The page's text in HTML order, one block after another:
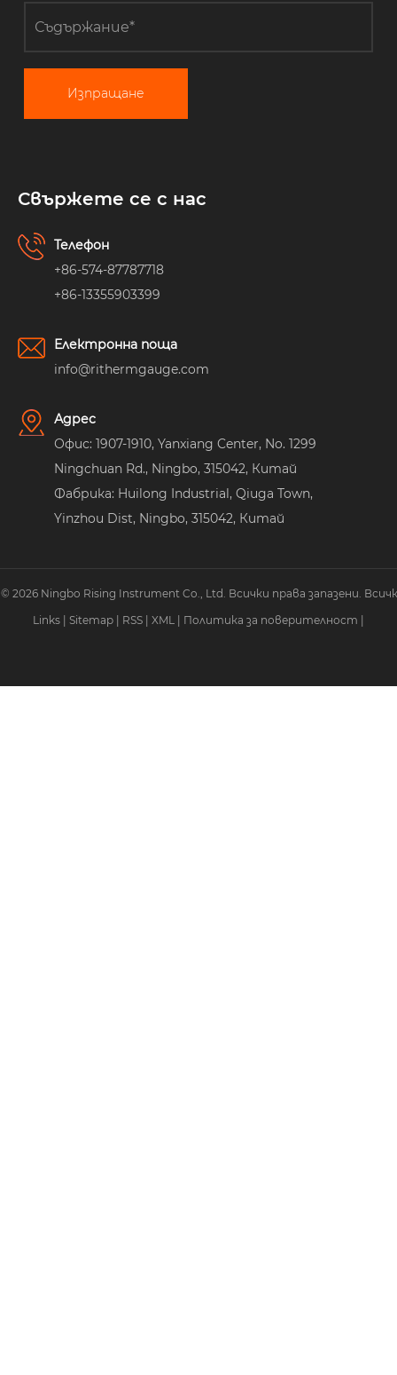
Изпращане
Свържете се с нас
Телефон
+86-574-87787718
+86-13355903399
Електронна поща
info@rithermgauge.com
Адрес
Офис: 1907-1910, Yanxiang Center, No. 1299
Ningchuan Rd., Ningbo, 315042, Китай
Фабрика: Huilong Industrial, Qiuga Town,
Yinzhou Dist, Ningbo, 315042, Китай
Ningbo Rising Instrument Co., Ltd. Всички права запазени.
Links
Sitemap RSS XML Политика за поверителност